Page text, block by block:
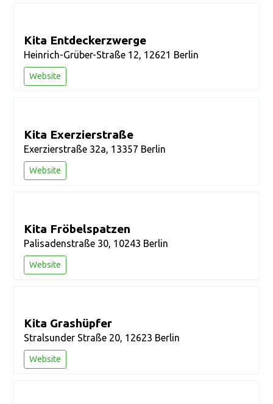
Kita Entdeckerzwerge
Heinrich-Grüber-Straße 12, 12621 Berlin
Website
Kita Exerzierstraße
Exerzierstraße 32a, 13357 Berlin
Website
Kita Fröbelspatzen
Palisadenstraße 30, 10243 Berlin
Website
Kita Grashüpfer
Stralsunder Straße 20, 12623 Berlin
Website